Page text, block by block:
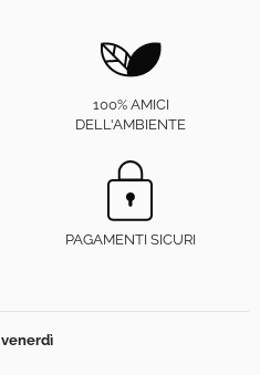
100% AMICI
DELL'AMBIENTE
PAGAMENTI SICURI